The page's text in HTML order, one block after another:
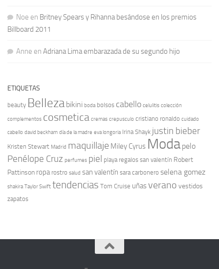
Noe en Britney Spears y Rihanna besándose en los premios
Billboard 2011
Anne en Adriana Lima embarazada de su segundo hijo
ETIQUETAS
beauty Belleza bikini boda bolsos cabello celulitis colección
complementos cosmetica cremas crepusculo cristiano ronaldo cuidado
cabello david beckham día de la madre eva longoria Irina Shayk justin bieber
Kristen Stewart Madrid maquillaje Miley Cyrus Moda pelo
Penélope Cruz perfumes piel playa regalos san valentín Robert
Pattinson ropa rostro salud san valentín sara carbonero selena gomez
shakira Taylor Swift tendencias Tom Cruise uñasverano vestidos
zapatos